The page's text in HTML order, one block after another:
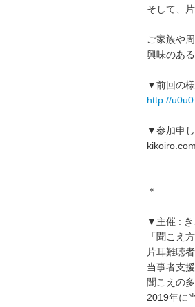
そして、
ご家族や
興味のあ
▼前回の
http://
▼参加申
＊
▼主催 : き
「聞こえ
片耳難聴
当事者支
聞こえの
2019年に